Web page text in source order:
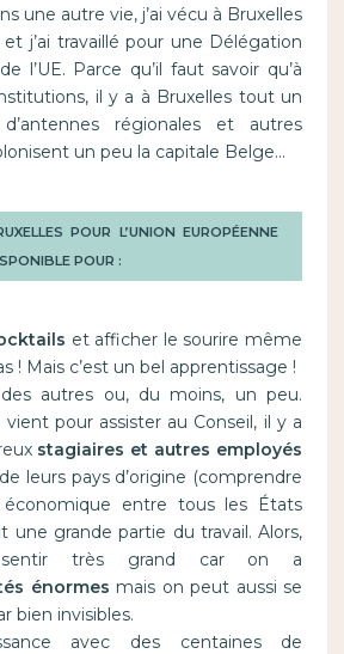
une autre vie, j’ai vécu à Bruxelles
j’ai travaillé pour une Délégation
l’UE. Parce qu’il faut savoir qu’à
il y a à Bruxelles tout un
régionales et autres
un peu la capitale Belge…
POUR L’UNION EUROPÉENNE
POUR :
et afficher le sourire même
! Mais c’est un bel apprentissage !
autres ou, du moins, un peu.
pour assister au Conseil, il y a
stagiaires et autres employés
leurs pays d’origine (comprendre
entre tous les États
une grande partie du travail. Alors,
très grand car on a
énormes mais on peut aussi se
bien invisibles.
avec des centaines de